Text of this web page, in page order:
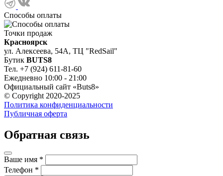
Способы оплаты
Точки продаж
Красноярск
ул. Алексеева, 54А, ТЦ "RedSail"
Бутик BUTS8
Тел. +7 (924) 611-81-60
Ежедневно 10:00 - 21:00
Официальный сайт «Buts8»
© Copyright 2020-2025
Политика конфиденциальности
Публичная оферта
Обратная связь
Ваше имя *
Телефон *